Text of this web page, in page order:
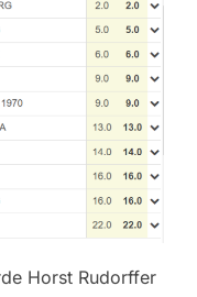
Horst Rudorffer